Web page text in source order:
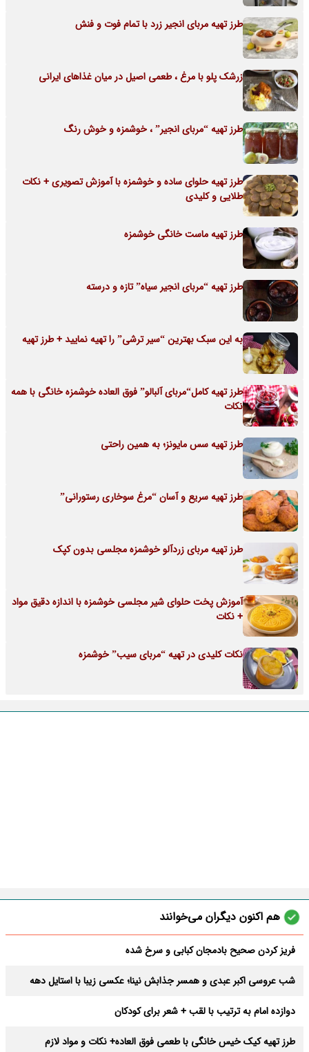
طرز تهیه مربای انجیر زرد با تمام فوت و فنش
زرشک پلو با مرغ ، طعمی اصیل در میان غذاهای ایرانی
طرز تهیه “مربای انجیر” ، خوشمزه و خوش رنگ
طرز تهیه حلوای ساده و خوشمزه با آموزش تصویری + نکات
طلایی و کلیدی
طرز تهیه ماست خانگی خوشمزه
طرز تهیه “مربای انجیر سیاه” تازه و درسته
به این سبک بهترین “سیر ترشی” را تهیه نمایید + طرز تهیه
طرز تهیه کامل“مربای آلبالو” فوق العاده خوشمزه خانگی با همه
نکات
طرز تهیه سس مایونز؛ به همین راحتی
طرز تهیه سریع و آسان “مرغ سوخاری رستورانی”
طرز تهیه مربای زردآلو خوشمزه مجلسی بدون کپک
آموزش پخت حلوای شیر مجلسی خوشمزه با اندازه دقیق مواد
+ نکات
نکات کلیدی در تهیه “مربای سیب” خوشمزه
هم اکنون دیگران می‌خوانند
فریز کردن صحیح بادمجان کبابی و سرخ شده
شب عروسی اکبر عبدی و همسر جذابش نینا؛ عکسی زیبا با استایل دهه
دوازده امام به ترتیب با لقب + شعر برای کودکان
طرز تهیه کیک خیس خانگی با طعمی فوق العاده+ نکات و مواد لازم